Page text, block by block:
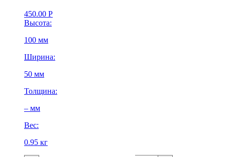
450.00 Р
Высота:
100 мм
Ширина:
50 мм
Толщина:
– мм
Вес:
0.95 кг